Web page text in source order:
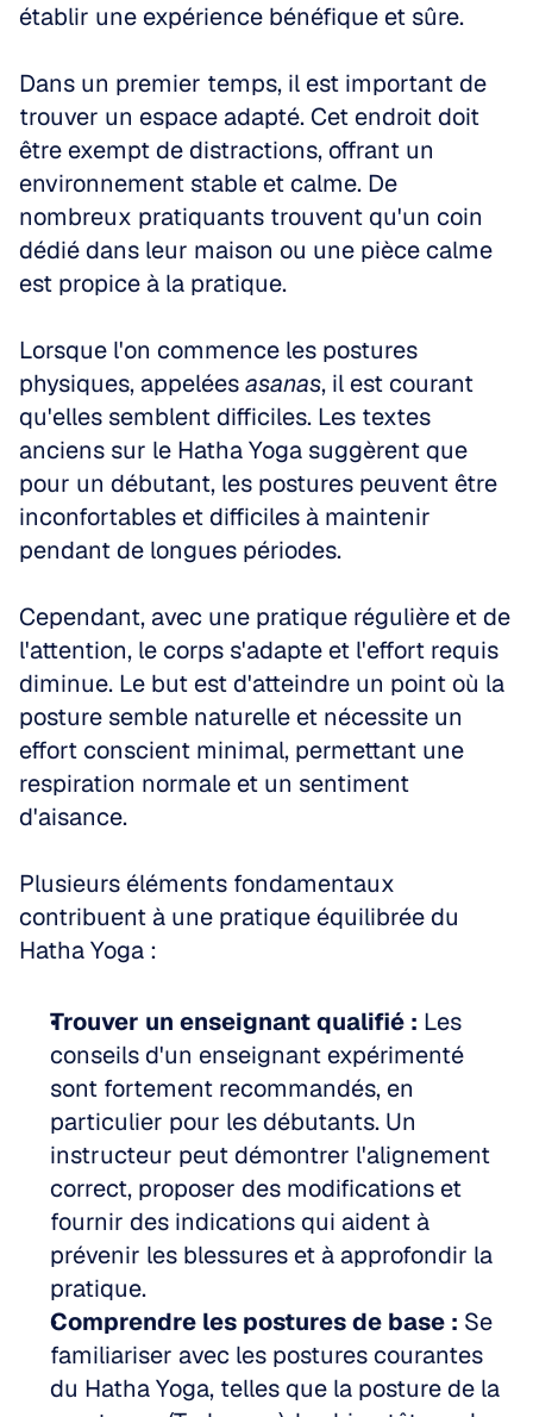
établir une expérience bénéfique et sûre.
Dans un premier temps, il est important de
trouver un espace adapté. Cet endroit doit
être exempt de distractions, offrant un
environnement stable et calme. De
nombreux pratiquants trouvent qu'un coin
dédié dans leur maison ou une pièce calme
est propice à la pratique.
Lorsque l'on commence les postures
physiques, appelées asanas, il est courant
qu'elles semblent difficiles. Les textes
anciens sur le Hatha Yoga suggèrent que
pour un débutant, les postures peuvent être
inconfortables et difficiles à maintenir
pendant de longues périodes.
Cependant, avec une pratique régulière et de
l'attention, le corps s'adapte et l'effort requis
diminue. Le but est d'atteindre un point où la
posture semble naturelle et nécessite un
effort conscient minimal, permettant une
respiration normale et un sentiment
d'aisance.
Plusieurs éléments fondamentaux
contribuent à une pratique équilibrée du
Hatha Yoga :
Trouver un enseignant qualifié : Les
conseils d'un enseignant expérimenté
sont fortement recommandés, en
particulier pour les débutants. Un
instructeur peut démontrer l'alignement
correct, proposer des modifications et
fournir des indications qui aident à
prévenir les blessures et à approfondir la
pratique.
Comprendre les postures de base : Se
familiariser avec les postures courantes
du Hatha Yoga, telles que la posture de la